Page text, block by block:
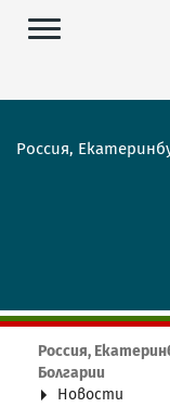
Россия,
Россия,
Болгарии
Новости